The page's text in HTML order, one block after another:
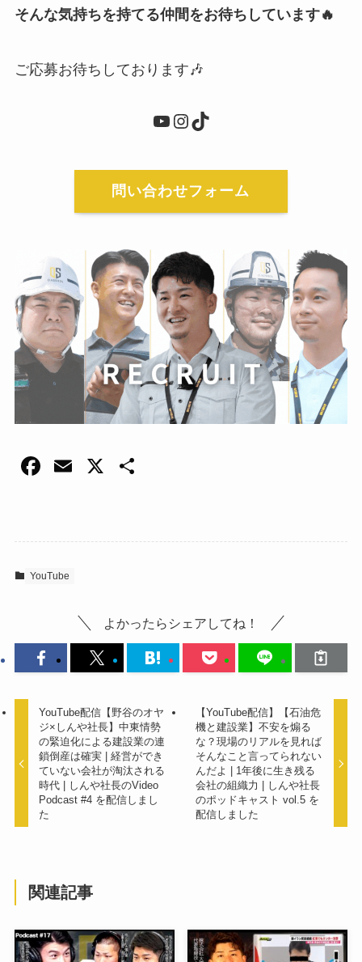
そんな気持ちを持てる仲間をお待ちしています🔥
ご応募お待ちしております🎶
YouTube
Instagram
TikTok
問い合わせフォーム
F
e
b
k
E
X
YouTube
よかったらシェアしてね！
YouTube配信【野谷のオヤ
ジ×しんや社長】中東情勢
の緊迫化による建設業の連
鎖倒産は確実 | 経営ができ
ていない会社が淘汰される
時代 | しんや社長のVideo
Podcast #4 を配信しまし
た
【YouTube配信】【石油危
機と建設業】不安を煽る
な？現場のリアルを見れば
そんなこと言ってられない
んだよ | 1年後に生き残る
会社の組織力 | しんや社長
のポッドキャスト vol.5 を
配信しました
関連記事